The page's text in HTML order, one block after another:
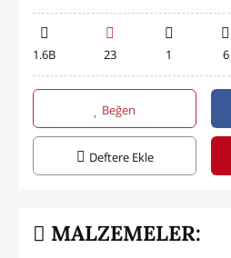
1.6B 23 1 6
Beğen
Deftere Ekle
MALZEMELER: